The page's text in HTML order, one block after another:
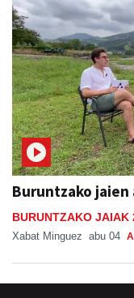
Buruntzako
BURUNTZAKO JAIAK
Xabat Minguez abu 04